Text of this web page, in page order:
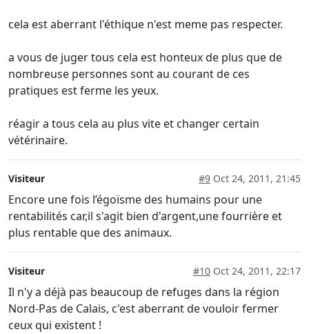
cela est aberrant l'éthique n'est meme pas respecter.
a vous de juger tous cela est honteux de plus que de
nombreuse personnes sont au courant de ces
pratiques est ferme les yeux.
réagir a tous cela au plus vite et changer certain
vétérinaire.
Visiteur #9 Oct 24, 2011, 21:45
Encore une fois l’égoïsme des humains pour une
rentabilités car,il s'agit bien d'argent,une fourrière et
plus rentable que des animaux.
Visiteur #10 Oct 24, 2011, 22:17
Il n'y a déjà pas beaucoup de refuges dans la région
Nord-Pas de Calais, c'est aberrant de vouloir fermer
ceux qui existent !